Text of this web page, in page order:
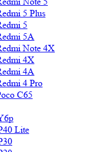
5 Plus
5
5A
Note 4X
4X
4A
4 Pro
C65
Lite